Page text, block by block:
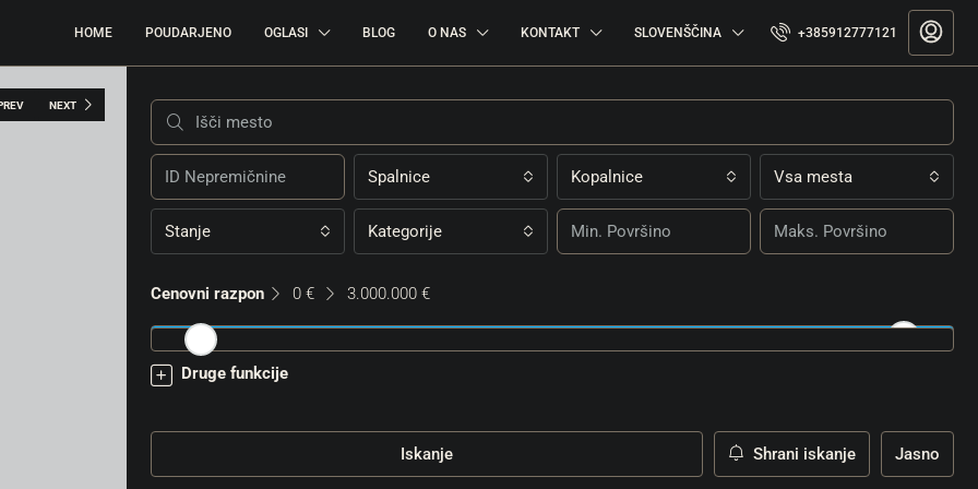
HOME POUDARJENO OGLASI BLOG O NAS KONTAKT SLOVENŠČINA +385912777121
NEXT
Spalnice Kopalnice Vsa mesta
Stanje Kategorije
Cenovni razpon 0 € 3.000.000 €
Druge funkcije
Iskanje Shrani iskanje Jasno